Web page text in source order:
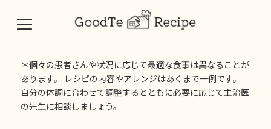
＊個々の患者さんや状況に応じて最適な食事は異なることが
あります。 レシピの内容やアレンジはあくまで一例です。
自分の体調に合わせて調整するとともに必要に応じて主治医
の先生に相談しましょう。